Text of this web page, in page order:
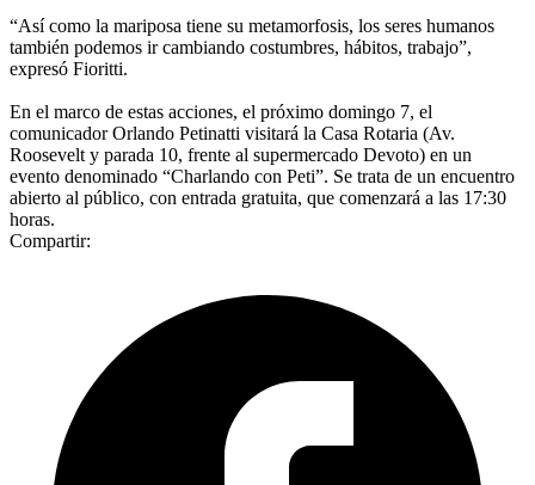
“Así como la mariposa tiene su metamorfosis, los seres humanos
también podemos ir cambiando costumbres, hábitos, trabajo”,
expresó Fioritti.
En el marco de estas acciones, el próximo domingo 7, el
comunicador Orlando Petinatti visitará la Casa Rotaria (Av.
Roosevelt y parada 10, frente al supermercado Devoto) en un
evento denominado “Charlando con Peti”. Se trata de un encuentro
abierto al público, con entrada gratuita, que comenzará a las 17:30
horas.
Compartir: